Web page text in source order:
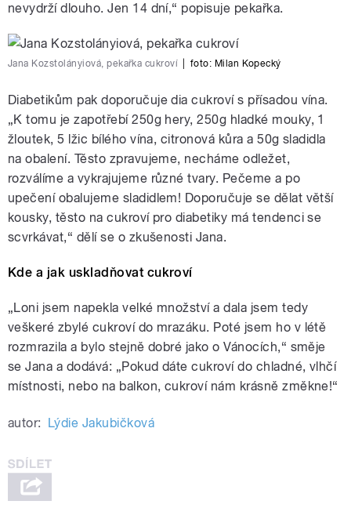
nevydrží dlouho. Jen 14 dní,“ popisuje pekařka.
Jana Kozstolányiová, pekařka cukroví foto: Milan Kopecký
Diabetikům pak doporučuje dia cukroví s přísadou vína.
„K tomu je zapotřebí 250g hery, 250g hladké mouky, 1
žloutek, 5 lžic bílého vína, citronová kůra a 50g sladidla
na obalení. Těsto zpravujeme, necháme odležet,
rozválíme a vykrajujeme různé tvary. Pečeme a po
upečení obalujeme sladidlem! Doporučuje se dělat větší
kousky, těsto na cukroví pro diabetiky má tendenci se
scvrkávat,“ dělí se o zkušenosti Jana.
Kde a jak uskladňovat cukroví
„Loni jsem napekla velké množství a dala jsem tedy
veškeré zbylé cukroví do mrazáku. Poté jsem ho v létě
rozmrazila a bylo stejně dobré jako o Vánocích,“ směje
se Jana a dodává: „Pokud dáte cukroví do chladné, vlhčí
místnosti, nebo na balkon, cukroví nám krásně změkne!“
autor: Lýdie Jakubičková